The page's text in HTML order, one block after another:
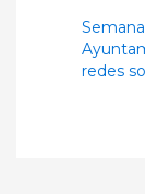
redes